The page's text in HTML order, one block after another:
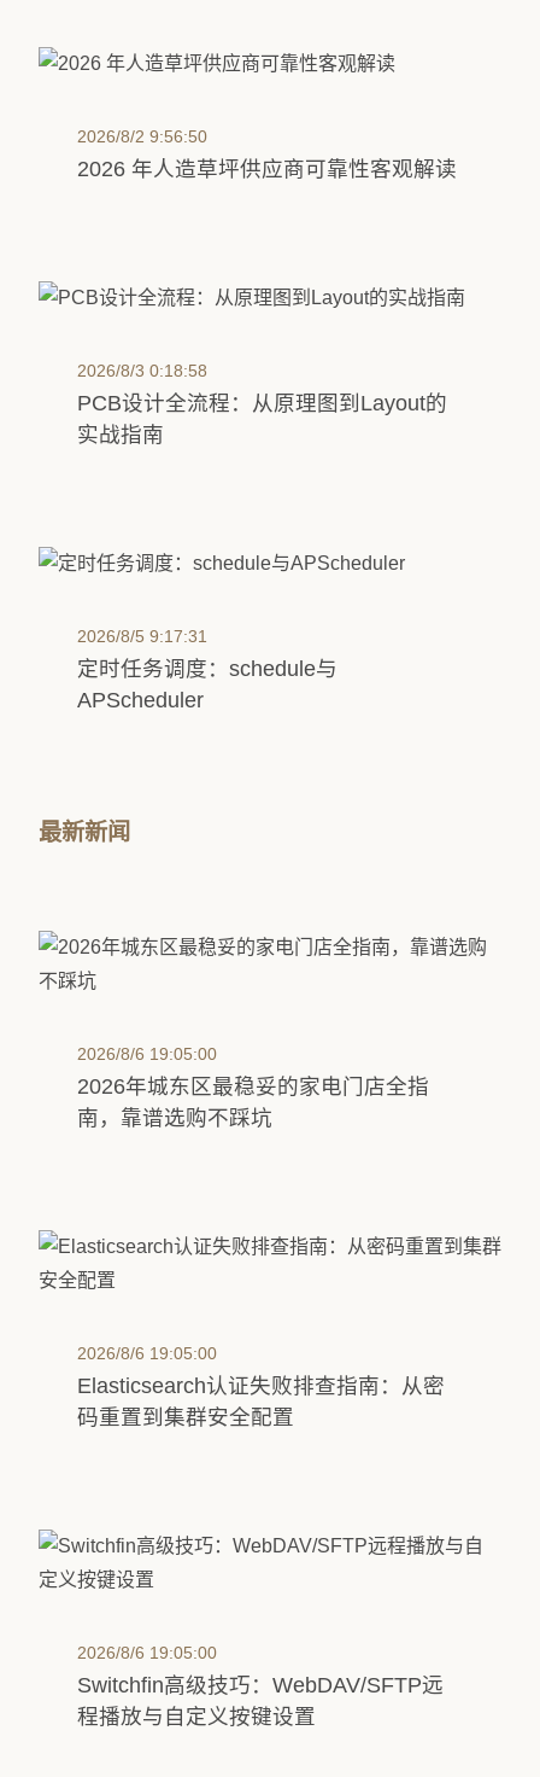
2026/8/2 9:56:50
2026 年人造草坪供应商可靠性客观解读
2026/8/3 0:18:58
PCB设计全流程：从原理图到Layout的
实战指南
2026/8/5 9:17:31
定时任务调度：schedule与
APScheduler
最新新闻
2026/8/6 19:05:00
2026年城东区最稳妥的家电门店全指
南，靠谱选购不踩坑
2026/8/6 19:05:00
Elasticsearch认证失败排查指南：从密
码重置到集群安全配置
2026/8/6 19:05:00
Switchfin高级技巧：WebDAV/SFTP远
程播放与自定义按键设置